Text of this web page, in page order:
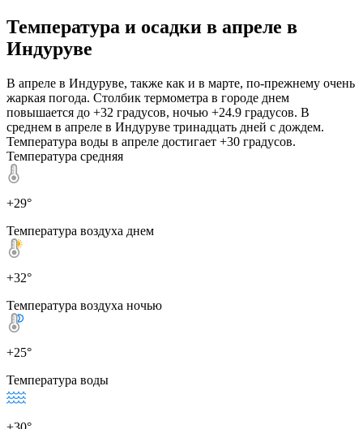
Температура и осадки в апреле в
Индуруве
В апреле в Индуруве, также как и в марте, по-прежнему очень
жаркая погода. Столбик термометра в городе днем
повышается до +32 градусов, ночью +24.9 градусов. В
среднем в апреле в Индуруве тринадцать дней с дождем.
Температура воды в апреле достигает +30 градусов.
Температура средняя
+29°
Температура воздуха днем
+32°
Температура воздуха ночью
+25°
Температура воды